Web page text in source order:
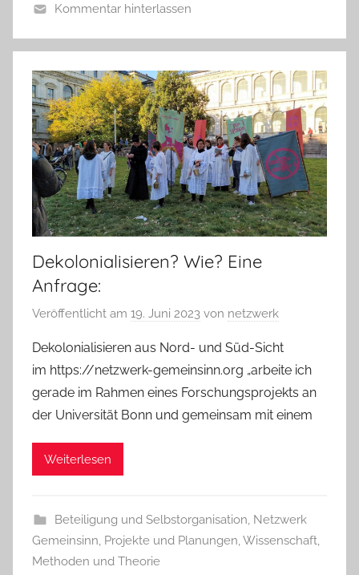
Kommentar hinterlassen
Dekolonialisieren? Wie? Eine
Anfrage:
Veröffentlicht am 19. Juni 2023 von netzwerk
Dekolonialisieren aus Nord- und Süd-Sicht
im https://netzwerk-gemeinsinn.org „arbeite ich
gerade im Rahmen eines Forschungsprojekts an
der Universität Bonn und gemeinsam mit einem
Weiterlesen
Beteiligung und Selbstorganisation, Netzwerk
Gemeinsinn, Projekte und Planungen,Wissenschaft,
Methoden und Theorie